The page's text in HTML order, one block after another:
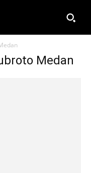
Medan